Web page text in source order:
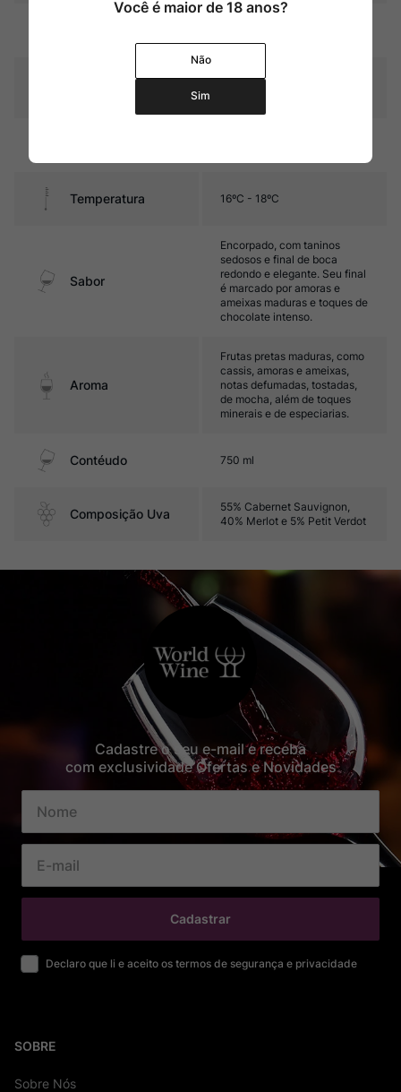
Graduação Alcóoli
Temperatura 16ºC - 18ºC
Sabor
Encorpado, com taninos
sedosos e final de boca
redondo e elegante. Seu final
é marcado por amoras e
ameixas maduras e toques de
chocolate intenso.
Aroma
Frutas pretas maduras, como
cassis, amoras e ameixas,
notas defumadas, tostadas,
de mocha, além de toques
minerais e de especiarias.
Contéudo 750 ml
Composição Uva
55% Cabernet Sauvignon,
40% Merlot e 5% Petit Verdot
Cadastre o seu e-mail e receba
com exclusividade Ofertas e Novidades
Cadastrar
Declaro que li e aceito os termos de segurança e privacidade
SOBRE
Sobre Nós
Você é maior de 18 anos?
Não
Sim